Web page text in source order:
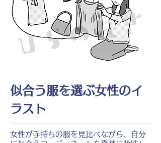
似合う服を選ぶ女性のイ
ラスト
女性が手持ちの服を見比べながら、自分